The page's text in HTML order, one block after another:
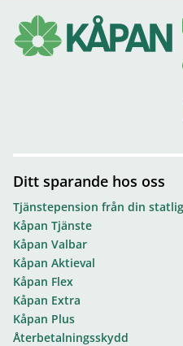
Ditt sparande hos oss
Tjänstepension från din
Kåpan Tjänste
Kåpan Valbar
Kåpan Aktieval
Kåpan Flex
Kåpan Extra
Kåpan Plus
Återbetalningsskydd